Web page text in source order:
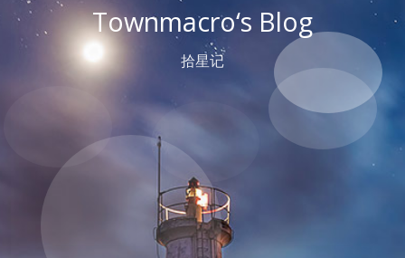
Townmacro‘s Blog
拾星记